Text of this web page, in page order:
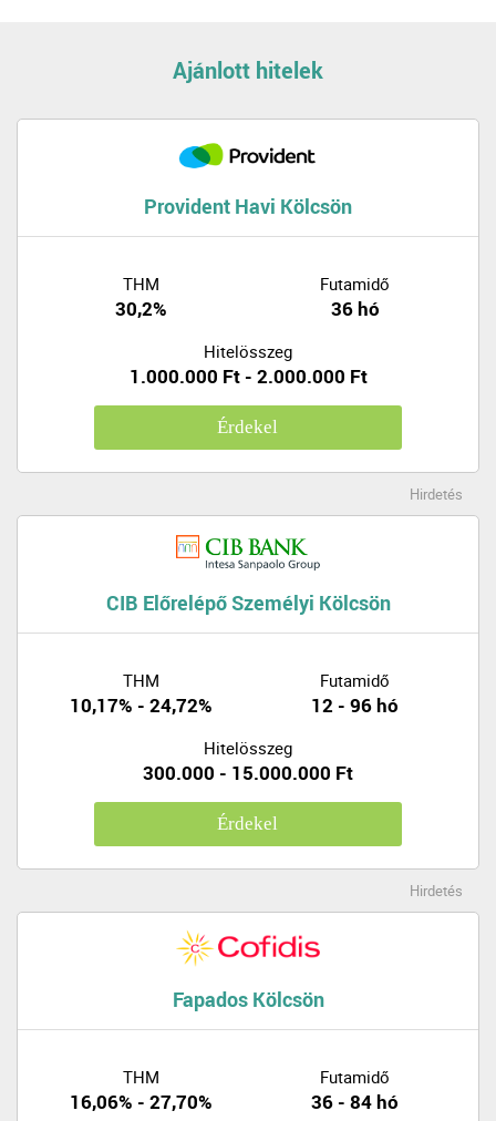
Ajánlott hitelek
Provident Havi Kölcsön
THM
30,2%
Futamidő
36 hó
Hitelösszeg
1.000.000 Ft - 2.000.000 Ft
Érdekel
Hirdetés
CIB Előrelépő Személyi Kölcsön
THM
10,17% - 24,72%
Futamidő
12 - 96 hó
Hitelösszeg
300.000 - 15.000.000 Ft
Érdekel
Hirdetés
Fapados Kölcsön
THM
16,06% - 27,70%
Futamidő
36 - 84 hó